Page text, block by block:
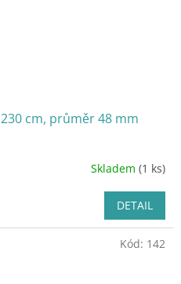
cm, průměr 48 mm
Skladem (1 ks)
DETAIL
Kód: 142